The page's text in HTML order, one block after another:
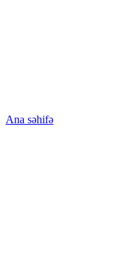
Ana səhifə